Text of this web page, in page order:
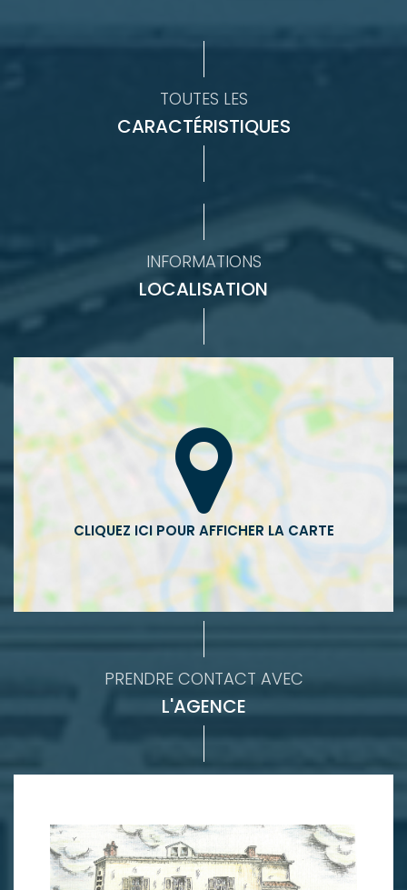
TOUTES LES
CARACTÉRISTIQUES
INFORMATIONS
LOCALISATION
PRENDRE CONTACT AVEC
L'AGENCE